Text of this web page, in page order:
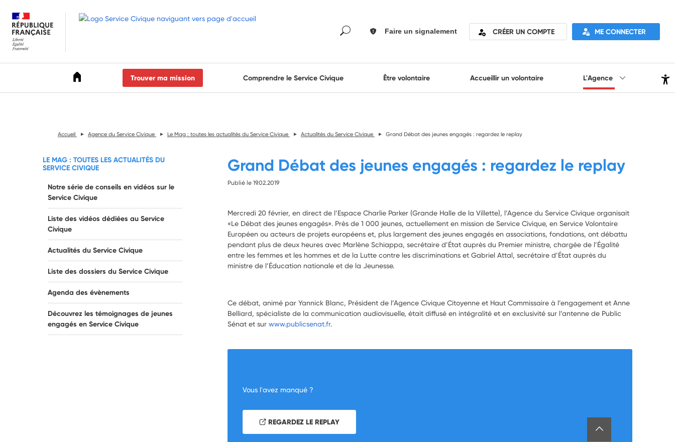
Faire un signalement CRÉER UN COMPTE ME CONNECTER
Trouver ma mission Comprendre le Service Civique Être volontaire Accueillir un volontaire L'Agence
Accueil Agence du Service Civique Le Mag : toutes les actualités du Service Civique Actualités du Service Civique Grand Débat des jeunes engagés : regardez le replay
LE MAG : TOUTES LES ACTUALITÉS DU
SERVICE CIVIQUE
Notre série de conseils en vidéos sur le
Service Civique
Liste des vidéos dédiées au Service
Civique
Actualités du Service Civique
Liste des dossiers du Service Civique
Agenda des évènements
Découvrez les témoignages de jeunes
engagés en Service Civique
Grand Débat des jeunes engagés : regardez le replay
Publié le 19.02.2019
Mercredi 20 février, en direct de l’Espace Charlie Parker (Grande Halle de la Villette), l’Agence du Service Civique organisait
«Le Débat des jeunes engagés». Près de 1 000 jeunes, actuellement en mission de Service Civique, en Service Volontaire
Européen ou acteurs de projets européens et, plus largement des jeunes engagés en associations, fondations, ont débattu
pendant plus de deux heures avec Marlène Schiappa, secrétaire d’État auprès du Premier ministre, chargée de l’Égalité
entre les femmes et les hommes et de la Lutte contre les discriminations et Gabriel Attal, secrétaire d’État auprès du
ministre de l’Éducation nationale et de la Jeunesse.
Ce débat, animé par Yannick Blanc, Président de l’Agence Civique Citoyenne et Haut Commissaire à l’engagement et Anne
Belliard, spécialiste de la communication audiovisuelle, était diffusé en intégralité et en exclusivité sur l’antenne de Public
Sénat et sur www.publicsenat.fr.
Vous l'avez manqué ?
REGARDEZ LE REPLAY